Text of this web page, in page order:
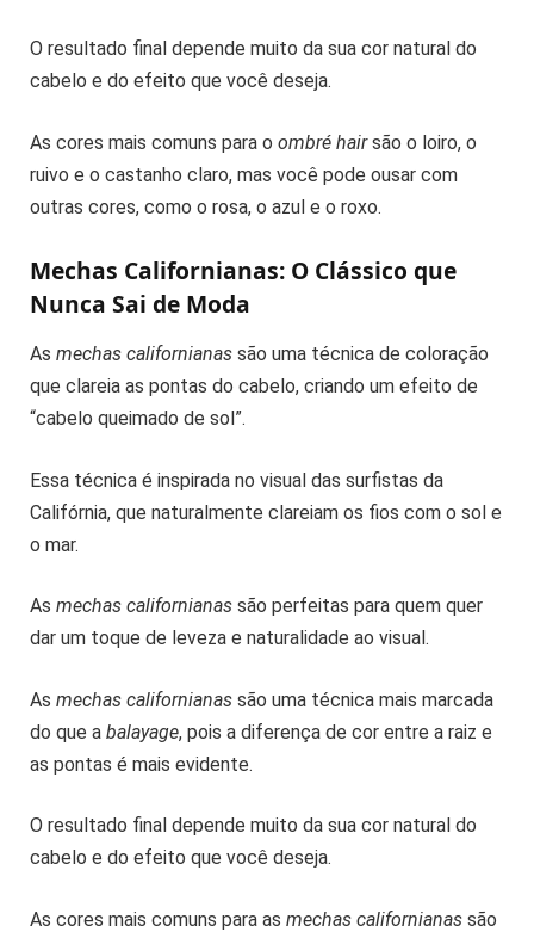
O resultado final depende muito da sua cor natural do
cabelo e do efeito que você deseja.
As cores mais comuns para o ombré hairsão o loiro, o
ruivo e o castanho claro, mas você pode ousar com
outras cores, como o rosa, o azul e o roxo.
Mechas Californianas: O Clássico que
Nunca Sai de Moda
As mechas californianas são uma técnica de coloração
que clareia as pontas do cabelo, criando um efeito de
“cabelo queimado de sol”.
Essa técnica é inspirada no visual das surfistas da
Califórnia, que naturalmente clareiam os fios com o sol e
o mar.
As mechas californianas são perfeitas para quem quer
dar um toque de leveza e naturalidade ao visual.
As mechas californianas são uma técnica mais marcada
do que a balayage, pois a diferença de cor entre a raiz e
as pontas é mais evidente.
O resultado final depende muito da sua cor natural do
cabelo e do efeito que você deseja.
As cores mais comuns para as mechas californianas são